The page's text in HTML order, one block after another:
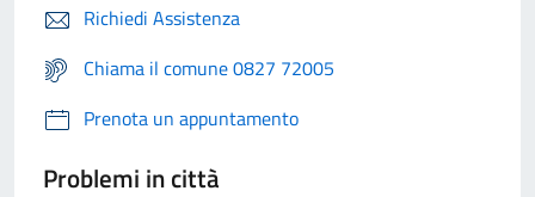
Richiedi Assistenza
Chiama il comune 0827 72005
Prenota un appuntamento
Problemi in città